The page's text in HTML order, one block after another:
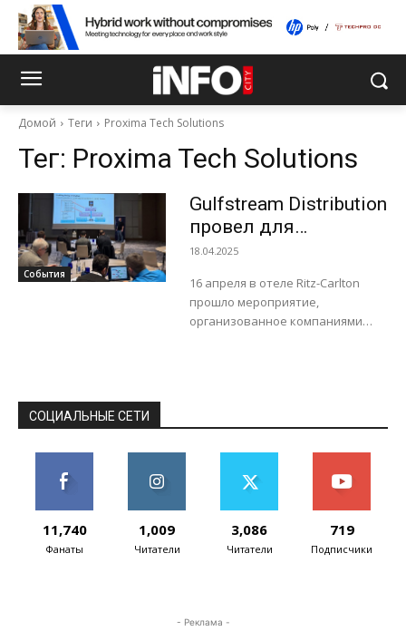
Домой Теги Proxima Tech Solutions
Тег: Proxima Tech Solutions
События
Gulfstream Distribution
провел для
заказчиков
Tech Solutions
воркшоп,
18.04.2025
16 апреля в отеле Ritz-Carlton
прошло мероприятие,
организованное компаниями
СОЦИАЛЬНЫЕ СЕТИ
11,740
Фанаты
1,009
Читатели
3,086
Читатели
719
Подписчики
- Реклама -